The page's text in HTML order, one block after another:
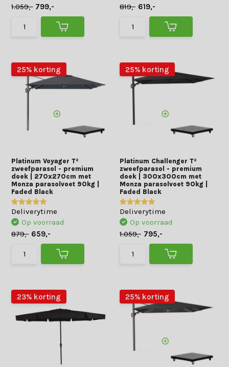
1.059,- 799,-
819,- 619,-
25% korting
Platinum Voyager T²
zweefparasol - premium
doek | 270x270cm met
Monza parasolvoet 90kg |
Faded Black
Deliverytime
Op voorraad
879,- 659,-
25% korting
Platinum Challenger T²
zweefparasol - premium
doek | 300x300cm met
Monza parasolvoet 90kg |
Faded Black
Deliverytime
Op voorraad
1.059,- 795,-
23% korting 25% korting